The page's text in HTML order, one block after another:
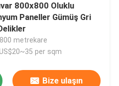
800x800 Oluklu
Paneller Gümüş Gri
metrekare
per sqm
Bize ulaşın